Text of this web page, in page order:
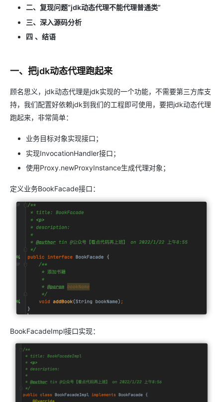
二、复现问题“jdk动态代理不能代理普通类”
三、深入源码分析
四 、结语
一、把jdk动态代理跑起来
顾名思义，jdk动态代理是jdk实现的一个功能，不需要第三方库支
持，我们配置好依赖jdk到我们的工程即可使用，要把jdk动态代理
跑起来，非常简单：
业务目标对象实现接口；
实现InvocationHandler接口；
使用Proxy.newProxyInstance生成代理对象；
定义业务BookFacade接口：
BookFacadeImpl接口实现：